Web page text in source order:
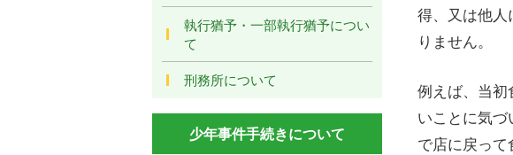
得、又は他
りません。
例えば、当
いことに気
で店に戻っ
執行猶予・一部執行猶予につい
て
刑務所について
少年事件手続きについて